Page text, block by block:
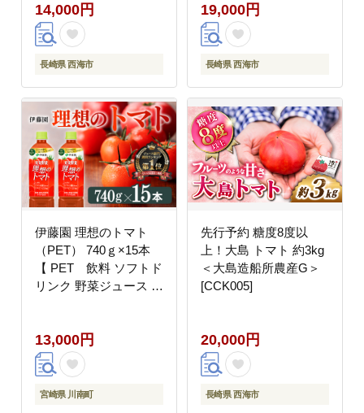
14,000円
長崎県 西海市
19,000円
長崎県 西海市
伊藤園 理想のトマト
（PET） 740ｇ×15本
【 PET 飲料 ソフトド
リンク 野菜ジュース ト
[C07382]
13,000円
宮崎県 川南町
先行予約 糖度8度以
上！大島 トマト 約3kg
＜大島造船所農産G＞
[CCK005]
20,000円
長崎県 西海市